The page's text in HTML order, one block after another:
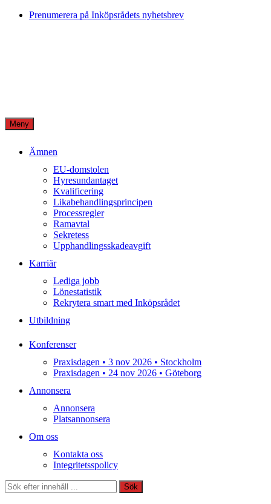
Skip
Prenumerera på Inköpsrådets nyhetsbrev
Meny
Ämnen
EU-domstolen
Hyresundantaget
Kvalificering
Likabehandlingsprincipen
Processregler
Ramavtal
Sekretess
Upphandlingsskadeavgift
Karriär
Lediga jobb
Lönestatistik
Rekrytera smart med Inköpsrådet
Utbildning
Konferenser
Praxisdagen • 3 nov 2026 • Stockholm
Praxisdagen • 24 nov 2026 • Göteborg
Annonsera
Annonsera
Platsannonsera
Om oss
Kontakta oss
Integritetsspolicy
Sök
Sök